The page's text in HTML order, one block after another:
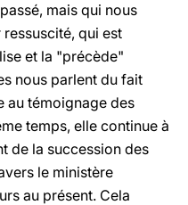
mais qui nous
qui est
et la "précède"
nous parlent du fait
au témoignage des
temps, elle continue à
de la succession des
le ministère
au présent. Cela